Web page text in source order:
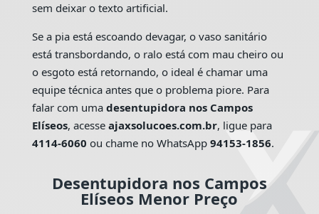
sem deixar o texto artificial.
Se a pia está escoando devagar, o vaso sanitário
está transbordando, o ralo está com mau cheiro ou
o esgoto está retornando, o ideal é chamar uma
equipe técnica antes que o problema piore. Para
falar com uma desentupidora nos Campos
Elíseos, acesse ajaxsolucoes.com.br, ligue para
4114-6060 ou chame no WhatsApp 94153-1856.
Desentupidora nos Campos
Elíseos Menor Preço